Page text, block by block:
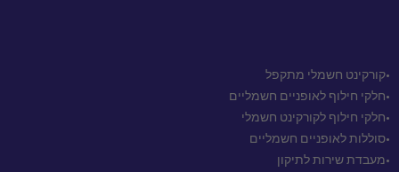
•קורקינט חשמלי מתקפל
•חלקי חילוף לאופניים חשמליים
•חלקי חילוף לקורקינט חשמלי
•סוללות לאופניים חשמליים
•מעבדת שירות לתיקון